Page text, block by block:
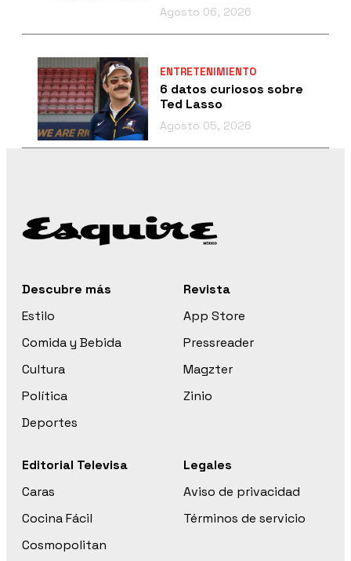
Agosto 06, 2026
ENTRETENIMIENTO
6 datos curiosos sobre
Ted Lasso
Agosto 05, 2026
Descubre más
Estilo
Comida y Bebida
Cultura
Política
Deportes
Revista
App Store
Pressreader
Magzter
Zinio
Editorial Televisa
Caras
Cocina Fácil
Cosmopolitan
Legales
Aviso de privacidad
Términos de servicio